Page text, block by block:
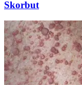
Skorbut